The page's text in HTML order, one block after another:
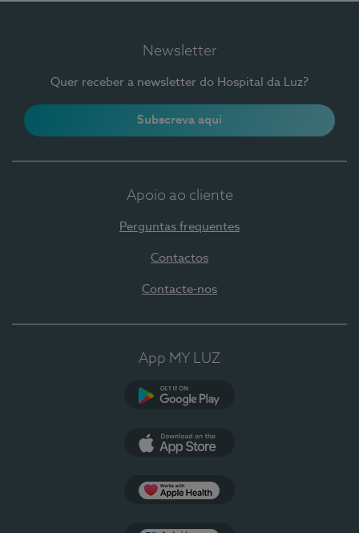
Newsletter
Quer receber a newsletter do Hospital da Luz?
Subscreva aqui
Apoio ao cliente
Perguntas frequentes
Contactos
Contacte-nos
App MY LUZ